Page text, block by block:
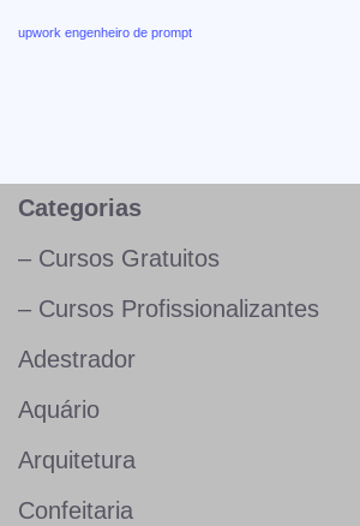
upwork engenheiro de prompt
Categorias
– Cursos Gratuitos
– Cursos Profissionalizantes
Adestrador
Aquário
Arquitetura
Confeitaria